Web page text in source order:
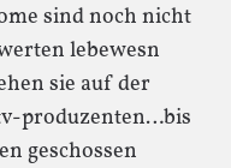
sind noch nicht
lebewesn
sie auf der
produzenten…bis
geschossen